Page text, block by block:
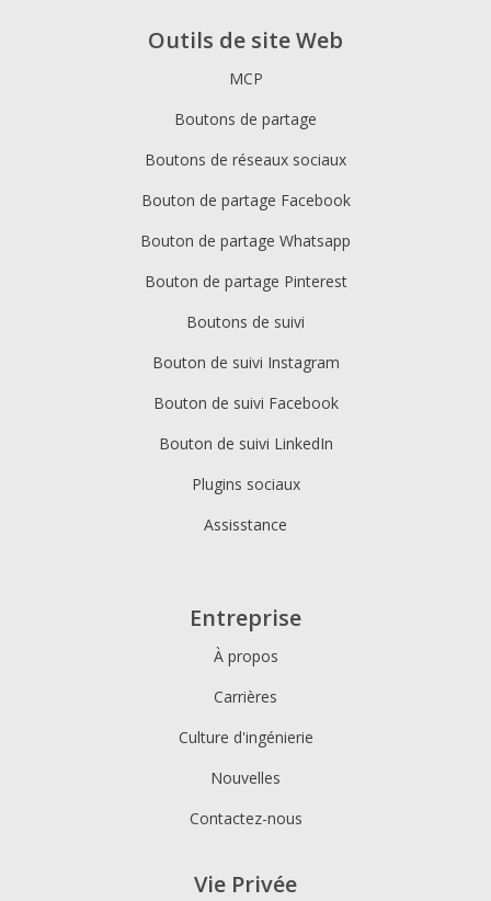
Outils de site Web
MCP
Boutons de partage
Boutons de réseaux sociaux
Bouton de partage Facebook
Bouton de partage Whatsapp
Bouton de partage Pinterest
Boutons de suivi
Bouton de suivi Instagram
Bouton de suivi Facebook
Bouton de suivi LinkedIn
Plugins sociaux
Assisstance
Entreprise
À propos
Carrières
Culture d'ingénierie
Nouvelles
Contactez-nous
Vie Privée